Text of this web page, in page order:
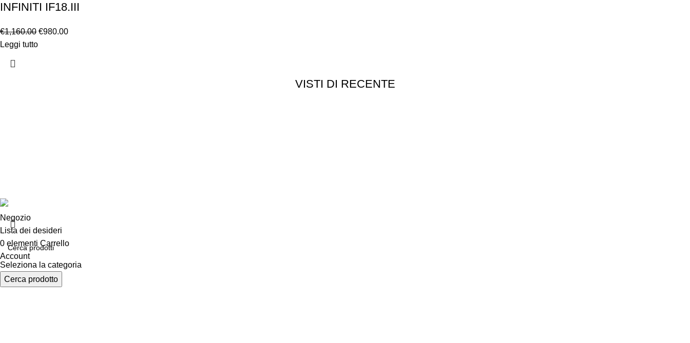
INFINITI IF18.III
€1,160.00 €980.00
Leggi tutto
VISTI DI RECENTE
Seleziona la categoria
Cerca prodotto
Negozio
Lista dei desideri
0 elementi Carrello
Account